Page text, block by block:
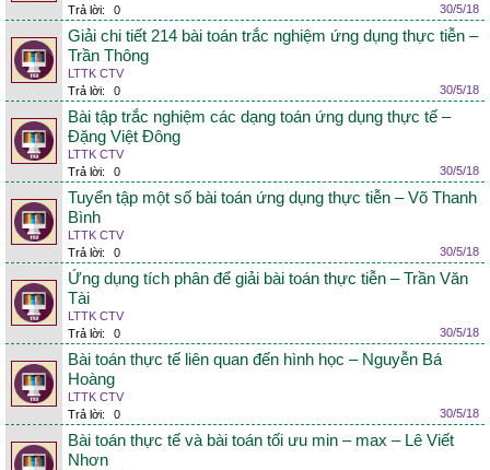
Trả lời:
0 30/5/18
Giải chi tiết 214 bài toán trắc nghiệm ứng dụng thực tiễn –
Trần Thông
LTTK CTV
Trả lời:
0 30/5/18
Bài tập trắc nghiệm các dạng toán ứng dụng thực tế –
Đặng Việt Đông
LTTK CTV
Trả lời:
0 30/5/18
Tuyển tập một số bài toán ứng dụng thực tiễn – Võ Thanh
Bình
LTTK CTV
Trả lời:
0 30/5/18
Ứng dụng tích phân để giải bài toán thực tiễn – Trần Văn
Tài
LTTK CTV
Trả lời:
0 30/5/18
Bài toán thực tế liên quan đến hình học – Nguyễn Bá
Hoàng
LTTK CTV
Trả lời:
0 30/5/18
Bài toán thực tế và bài toán tối ưu min – max – Lê Viết
Nhơn